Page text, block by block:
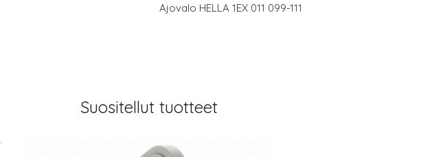
Ajovalo HELLA 1EX 011 099-111
Suositellut tuotteet